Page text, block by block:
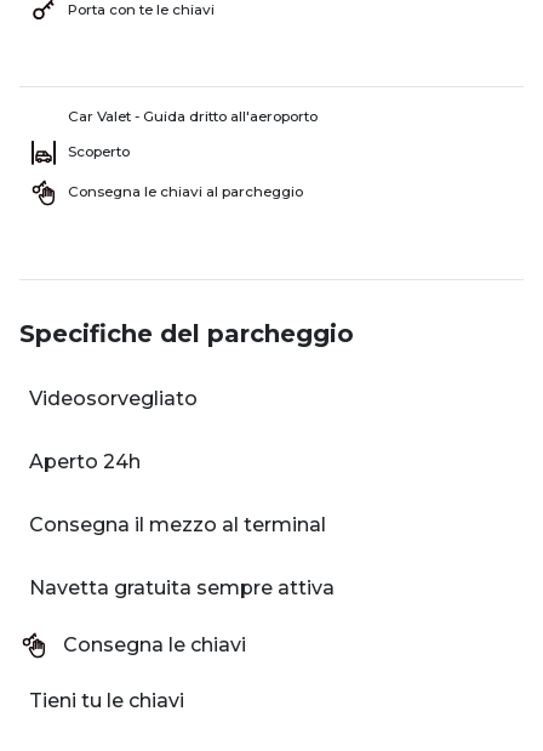
Porta con te le chiavi
Car Valet - Guida dritto all'aeroporto
Scoperto
Consegna le chiavi al parcheggio
Specifiche del parcheggio
Videosorvegliato
Aperto 24h
Consegna il mezzo al terminal
Navetta gratuita sempre attiva
Consegna le chiavi
Tieni tu le chiavi